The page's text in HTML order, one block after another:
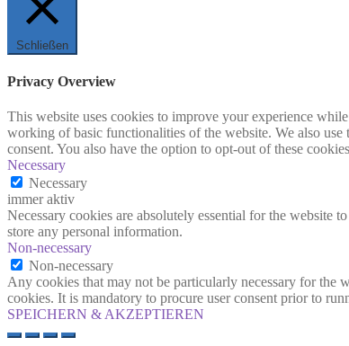
Schließen
Privacy Overview
This website uses cookies to improve your experience
working of basic functionalities of the website. We also
consent. You also have the option to opt-out of these
Necessary
Necessary
immer aktiv
Necessary cookies are absolutely essential for the website
store any personal information.
Non-necessary
Non-necessary
Any cookies that may not be particularly necessary for the
cookies. It is mandatory to procure user consent prior to
SPEICHERN & AKZEPTIEREN